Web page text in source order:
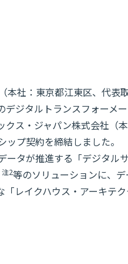
本社：東京都江東区、代表
デジタルトランスフォーメ
クス・ジャパン株式会社（
ップ契約を締結しました。
ータが推進する「デジタ
注2等のソリューションに、
「レイクハウス・アーキテ